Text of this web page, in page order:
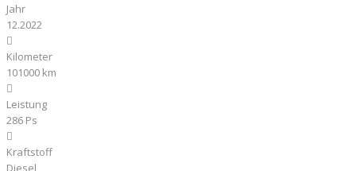
Jahr
12.2022
Kilometer
101000 km
Leistung
286 Ps
Kraftstoff
Diesel